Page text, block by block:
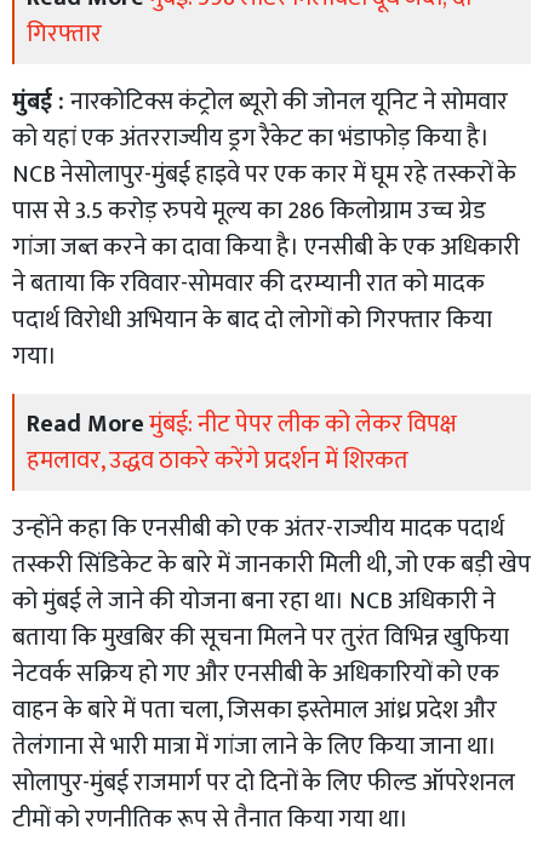
गिरफ्तार
मुंबई :नारकोटिक्स कंट्रोल ब्यूरो की जोनल यूनिट ने सोमवार
को यहां एक अंतरराज्यीय ड्रग रैकेट का भंडाफोड़ किया है।
NCB नेसोलापुर-मुंबई हाइवे पर एक कार में घूम रहे तस्करों के
पास से 3.5 करोड़ रुपये मूल्य का 286 किलोग्राम उच्च ग्रेड
गांजा जब्त करने का दावा किया है। एनसीबी के एक अधिकारी
ने बताया कि रविवार-सोमवार की दरम्यानी रात को मादक
पदार्थ विरोधी अभियान के बाद दो लोगों को गिरफ्तार किया
गया।
Read Moreमुंबई: नीट पेपर लीक को लेकर विपक्ष
हमलावर, उद्धव ठाकरे करेंगे प्रदर्शन में शिरकत
उन्होंने कहा कि एनसीबी को एक अंतर-राज्यीय मादक पदार्थ
तस्करी सिंडिकेट के बारे में जानकारी मिली थी, जो एक बड़ी खेप
को मुंबई ले जाने की योजना बना रहा था। NCB अधिकारी ने
बताया कि मुखबिर की सूचना मिलने पर तुरंत विभिन्न खुफिया
नेटवर्क सक्रिय हो गए और एनसीबी के अधिकारियों को एक
वाहन के बारे में पता चला, जिसका इस्तेमाल आंध्र प्रदेश और
तेलंगाना से भारी मात्रा में गांजा लाने के लिए किया जाना था।
सोलापुर-मुंबई राजमार्ग पर दो दिनों के लिए फील्ड ऑपरेशनल
टीमों को रणनीतिक रूप से तैनात किया गया था।